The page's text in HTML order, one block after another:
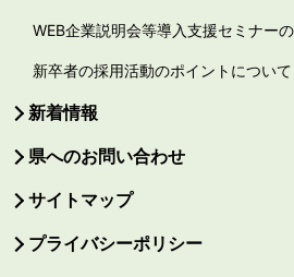
WEB企業説明会等導入支援セミナー
新卒者の採用活動のポイントについて
新着情報
県へのお問い合わせ
サイトマップ
プライバシーポリシー